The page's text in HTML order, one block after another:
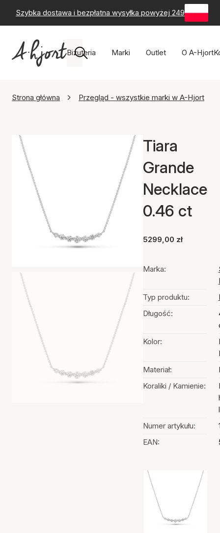
Szybka dostawa i bezpłatna wysyłka powyżej 249 zł -
Biżuteria Marki Outlet O A-Hjort
Strona główna Przegląd - wszystkie marki w A-Hjort
Tiara
Grande
Necklace
0.46 ct
5299,00 zł
Marka:
Typ produktu:
Długość:
Kolor:
Materiał:
Koraliki / Kamienie:
Numer artykułu:
EAN:
Wybór kolorów